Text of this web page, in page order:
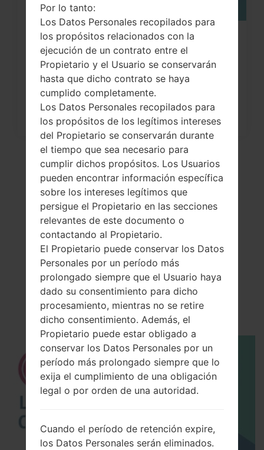
¿Cómo restablecer datos de fábrica
a través del menú...
El vídeo
LGH815K(LGH815K)
akaLG G4 TD-LTE
Por lo tanto:
Los Datos Personales recopilados para
los propósitos relacionados con la
ejecución de un contrato entre el
Propietario y el Usuario se conservarán
hasta que dicho contrato se haya
cumplido completamente.
Los Datos Personales recopilados para
los propósitos de los legítimos intereses
del Propietario se conservarán durante
el tiempo que sea necesario para
cumplir dichos propósitos. Los Usuarios
pueden encontrar información específica
sobre los intereses legítimos que
persigue el Propietario en las secciones
relevantes de este documento o
contactando al Propietario.
El Propietario puede conservar los Datos
Personales por un período más
prolongado siempre que el Usuario haya
dado su consentimiento para dicho
procesamiento, mientras no se retire
dicho consentimiento. Además, el
Propietario puede estar obligado a
conservar los Datos Personales por un
período más prolongado siempre que lo
exija el cumplimiento de una obligación
legal o por orden de una autoridad.
Cuando el período de retención expire,
los Datos Personales serán eliminados.